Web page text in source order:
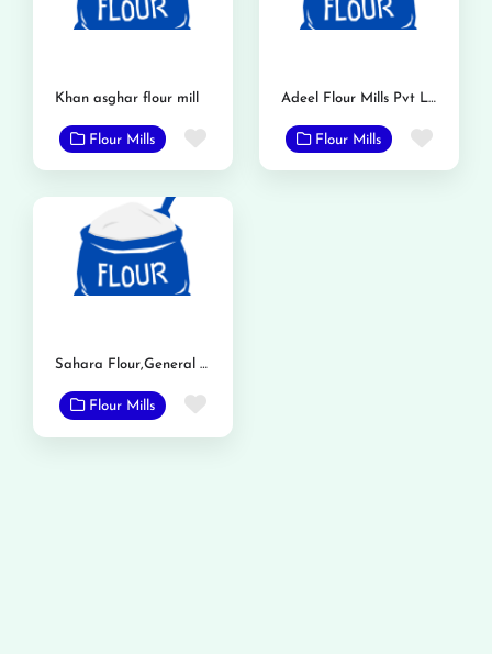
Khan asghar flour mill
Flour Mills Favorite
Adeel Flour Mills Pvt Ltd
Flour Mills
Sahara Flour,General Mills
Flour Mills Favorite